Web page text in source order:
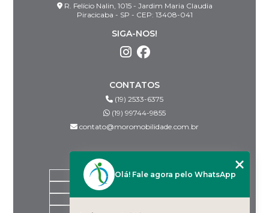
R. Felício Nalin, 1015 - Jardim Maria Claudia
Piracicaba - SP - CEP: 13408-041
SIGA-NOS!
CONTATOS
(19) 2533-6375
(19) 99744-9855
contato@moromobilidade.com.br
HOME
PRODUTOS
Olá! Fale agora pelo WhatsApp